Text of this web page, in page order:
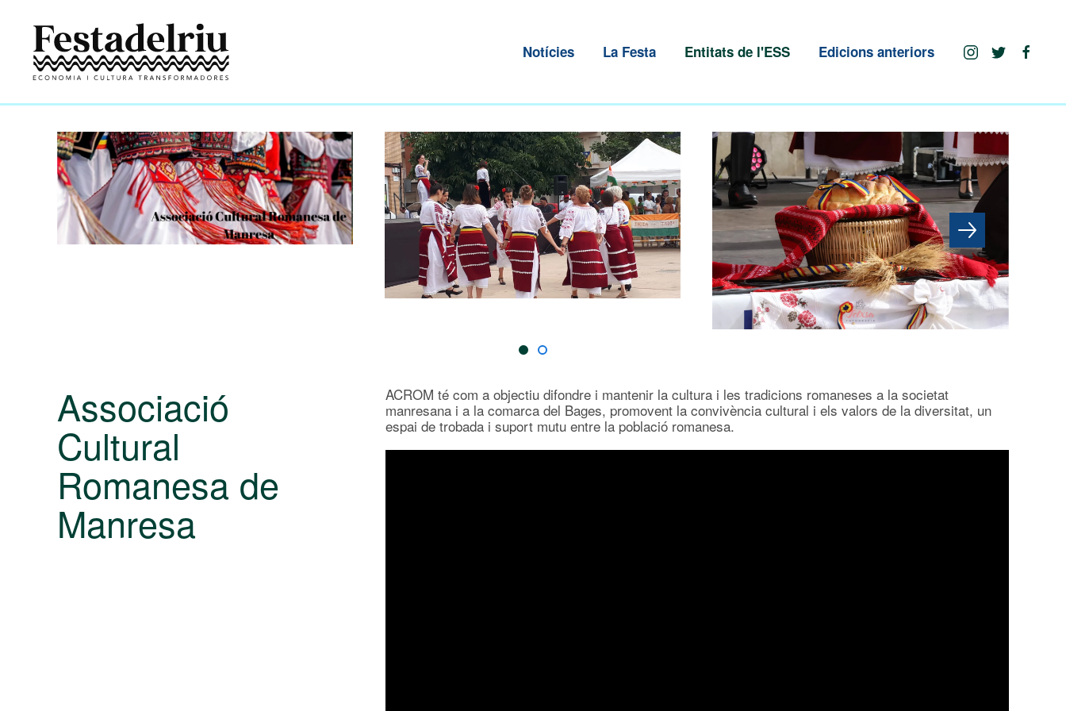
Notícies La Festa Entitats de l'ESS Edicions anteriors
Associació
Cultural
Romanesa de
Manresa
ACROM té com a objectiu difondre i mantenir la cultura i les tradicions romaneses a la societat
manresana i a la comarca del Bages, promovent la convivència cultural i els valors de la diversitat, un
espai de trobada i suport mutu entre la població romanesa.